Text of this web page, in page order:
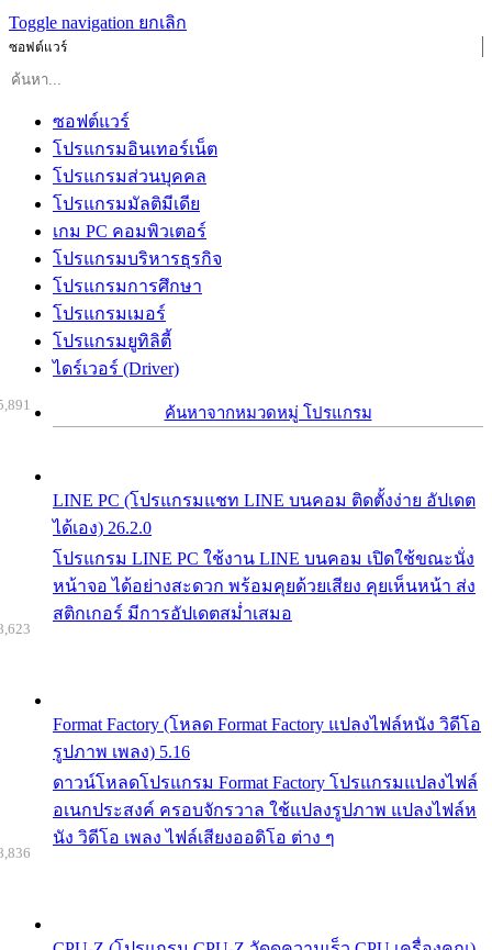
Toggle navigation ยกเลิก
ซอฟต์แวร์
ซอฟต์แวร์
โปรแกรมอินเทอร์เน็ต
โปรแกรมส่วนบุคคล
โปรแกรมมัลติมีเดีย
เกม PC คอมพิวเตอร์
โปรแกรมบริหารธุรกิจ
โปรแกรมการศึกษา
โปรแกรมเมอร์
โปรแกรมยูทิลิตี้
ไดร์เวอร์ (Driver)
ค้นหาจากหมวดหมู่ โปรแกรม
LINE PC (โปรแกรมแชท LINE บนคอม ติดตั้งง่าย อัปเดต
ได้เอง) 26.2.0
โปรแกรม LINE PC ใช้งาน LINE บนคอม เปิดใช้ขณะนั่ง
หน้าจอ ได้อย่างสะดวก พร้อมคุยด้วยเสียง คุยเห็นหน้า ส่ง
สติกเกอร์ มีการอัปเดตสม่ำเสมอ
Format Factory (โหลด Format Factory แปลงไฟล์หนัง วิดีโอ
รูปภาพ เพลง) 5.16
ดาวน์โหลดโปรแกรม Format Factory โปรแกรมแปลงไฟล์
อเนกประสงค์ ครอบจักรวาล ใช้แปลงรูปภาพ แปลงไฟล์ห
นัง วิดีโอ เพลง ไฟล์เสียงออดิโอ ต่าง ๆ